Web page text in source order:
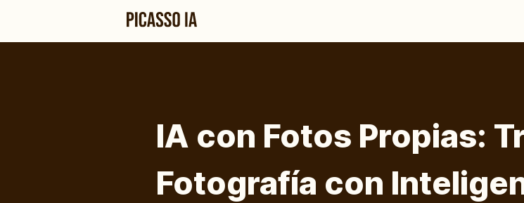
IA con Fotos Propias:
Fotografía con